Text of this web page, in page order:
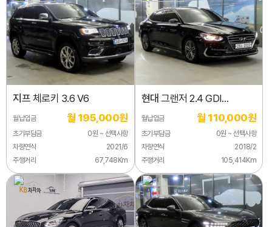
지프 체로키 3.6 V6
월납입금 월 195,000원
초기부담금
0원 ~ 선택사항
차량연식
2021/6
주행거리
67,748Km
현대 그랜저 2.4 GDI
프리미엄
월납입금 월 110,000원
초기부담금
0원 ~ 선택사항
차량연식
2018/2
주행거리
105,414Km